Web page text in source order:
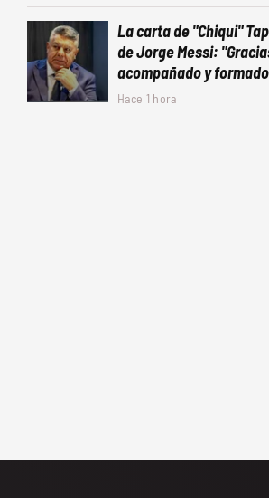
La carta de "Chiqui"
de Jorge Messi:
acompañado y
Hace 1 hora